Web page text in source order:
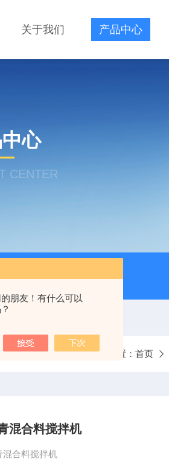
朋友！有什么可以
关于我们 产品中心
心
CENTER
*GB/T 50080-2016标准普通混
当前位置： 首页
混合料搅拌机
混合料搅拌机